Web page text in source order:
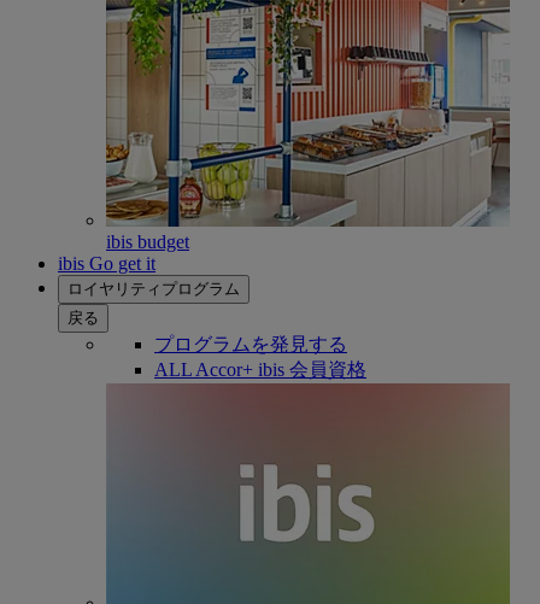
ibis budget
ibis Go get it
ロイヤリティプログラム
戻る
プログラムを発見する
ALL Accor+ ibis 会員資格